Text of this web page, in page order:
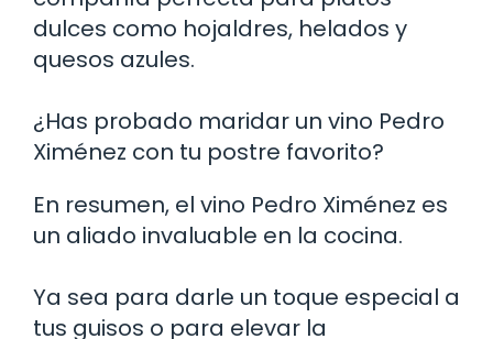
dulces como hojaldres, helados y
quesos azules.
¿Has probado maridar un vino Pedro
Ximénez con tu postre favorito?
En resumen, el vino Pedro Ximénez es
un aliado invaluable en la cocina.
Ya sea para darle un toque especial a
tus guisos o para elevar la